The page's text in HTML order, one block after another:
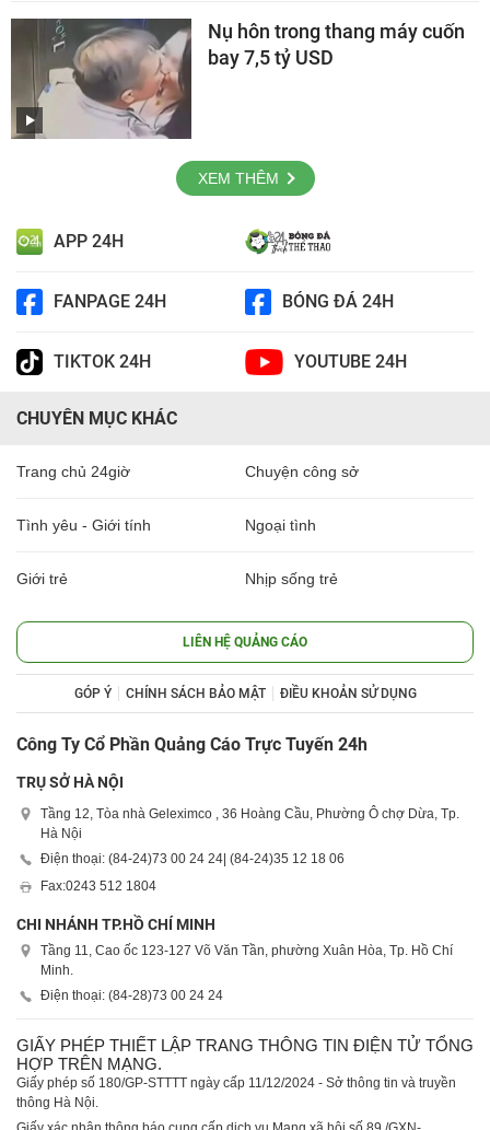
Nụ hôn trong thang máy cuốn
bay 7,5 tỷ USD
XEM THÊM
APP 24H
FANPAGE 24H BÓNG ĐÁ 24H
TIKTOK 24H YOUTUBE 24H
CHUYÊN MỤC KHÁC
Trang chủ 24giờ Chuyện công sở
Tình yêu - Giới tính Ngoại tình
Giới trẻ Nhịp sống trẻ
LIÊN HỆ QUẢNG CÁO
GÓP Ý CHÍNH SÁCH BẢO MẬT ĐIỀU KHOẢN SỬ DỤNG
Công Ty Cổ Phần Quảng Cáo Trực Tuyến 24h
TRỤ SỞ HÀ NỘI
Tầng 12, Tòa nhà Geleximco , 36 Hoàng Cầu, Phường Ô chợ Dừa, Tp.
Hà Nội
Điện thoại: (84-24)73 00 24 24| (84-24)35 12 18 06
Fax:0243 512 1804
CHI NHÁNH TP.HỒ CHÍ MINH
Tầng 11, Cao ốc 123-127 Võ Văn Tần, phường Xuân Hòa, Tp. Hồ Chí
Minh.
Điện thoại: (84-28)73 00 24 24
GIẤY PHÉP THIẾT LẬP TRANG THÔNG TIN ĐIỆN TỬ TỔNG
HỢP TRÊN MẠNG.
Giấy phép số 180/GP-STTTT ngày cấp 11/12/2024 - Sở thông tin và truyền
thông Hà Nội.